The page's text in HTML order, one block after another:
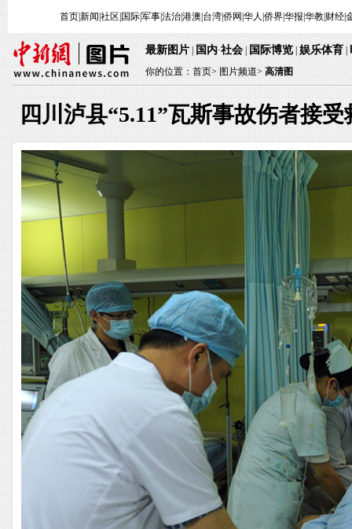
首页|新闻 社区 国际|军事|法治|港澳 台湾|侨网 华人 侨界|华报 华教| 财经|
最新图片|国内·社会|国际博览|娱乐体育|
你的位置：首页>图片频道> 高清图
四川泸县“5.11”瓦斯事故伤者接受